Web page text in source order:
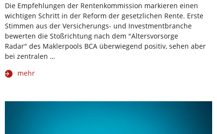
Die Empfehlungen der Rentenkommission markieren einen
wichtigen Schritt in der Reform der gesetzlichen Rente. Erste
Stimmen aus der Versicherungs- und Investmentbranche
bewerten die Stoßrichtung nach dem "Altersvorsorge
Radar" des Maklerpools BCA überwiegend positiv, sehen aber
bei zentralen …
mehr